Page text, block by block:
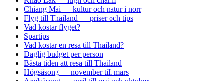
Chiang Mai — kultur och natur i norr
Flyg till Thailand — priser och tips
Vad kostar flyget?
Spartips
Vad kostar en resa till Thailand?
Daglig budget per person
Bästa tiden att resa till Thailand
Högsäsong — november till mars